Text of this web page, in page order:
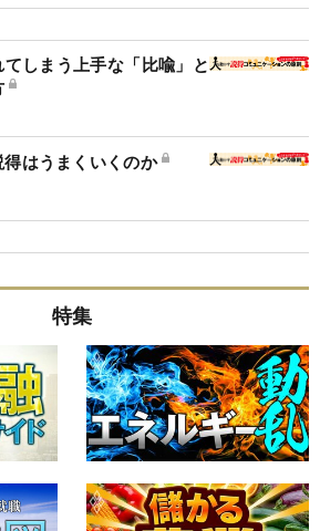
しまう上手な「比喩」と
はうまくいくのか
特集